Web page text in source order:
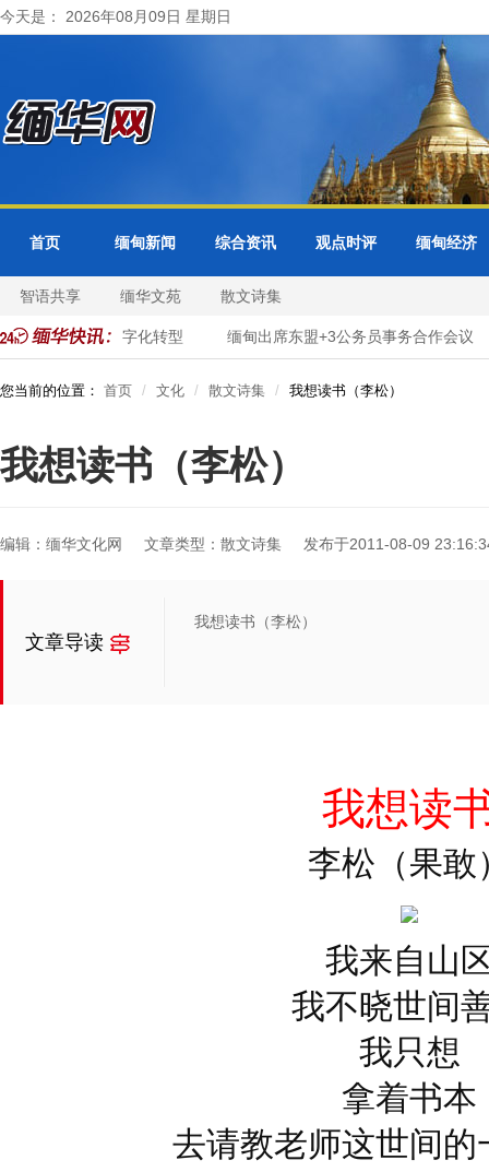
今天是： 2026年08月09日 星期日
首页 缅甸新闻 综合资讯 观点时评 缅甸经济
智语共享 缅华文苑 散文诗集
进市政服务数字化转型 缅甸出席东盟+3公务员事务合作会议
您当前的位置： 首页 文化 散文诗集 我想读书（李松）
我想读书（李松）
编辑：缅华文化网 文章类型：散文诗集 发布于2011-08-09
文章导读
我想读书（李松）
我想读
李松（果敢
我来自山
我不晓世间
我只想
拿着书本
去请教老师这世间的